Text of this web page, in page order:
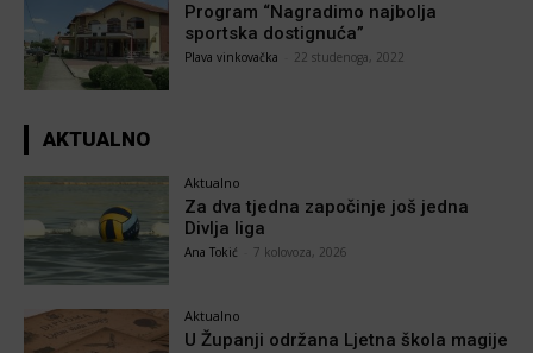
Program “Nagradimo najbolja
sportska dostignuća”
Plava vinkovačka 22 studenoga, 2022
AKTUALNO
Aktualno
Za dva tjedna započinje još jedna
Divlja liga
Ana Tokić 7 kolovoza, 2026
Aktualno
U Županji održana Ljetna škola magije